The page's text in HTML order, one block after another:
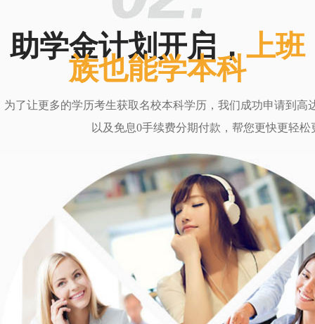
助学金计划开启，上班
族也能学本科
为了让更多的学历考生获取名校本科学历，我们成功申请到高
以及免息0手续费分期付款，帮您更快更轻松